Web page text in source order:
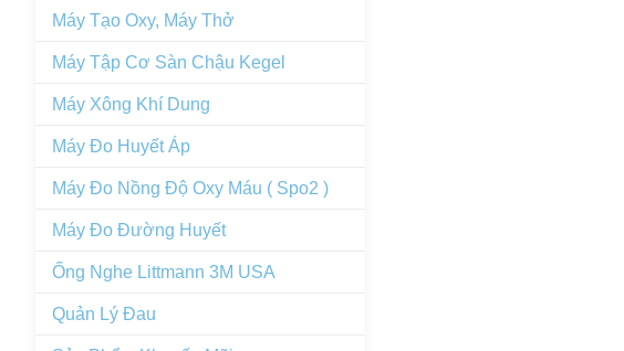
Máy Tạo Oxy, Máy Thở
Máy Tập Cơ Sàn Chậu Kegel
Máy Xông Khí Dung
Máy Đo Huyết Áp
Máy Đo Nồng Độ Oxy Máu ( Spo2 )
Máy Đo Đường Huyết
Ống Nghe Littmann 3M USA
Quản Lý Đau